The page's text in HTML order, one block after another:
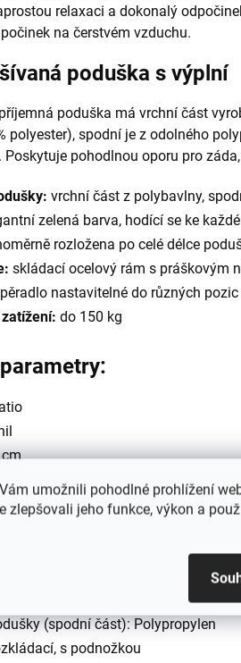
umožnili pohodlné prohlížení
zlepšovali jeho funkce, výkon a
relaxaci a dokonalý
na čerstvém vzduchu.
poduška s výplní
poduška má vrchní část
polyester), spodní je z odolného
Poskytuje pohodlnou oporu pro
vrchní část z polybavlny,
zelená barva, hodící se ke
rozložena po celé délce
skládací ocelový rám s práškovým
nastavitelné do různých
do 150 kg
cm
(vrchní část): 48 % bavlna, 52
(spodní část): Polypropylen
s podnožkou